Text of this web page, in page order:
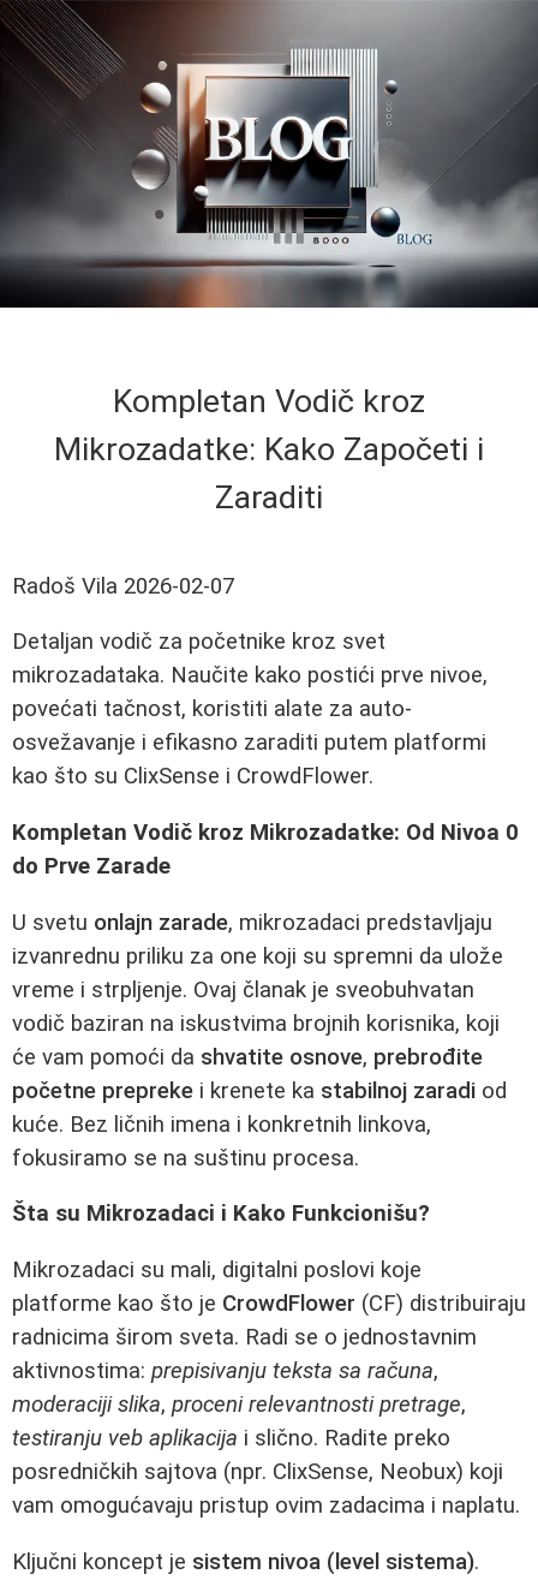
Kompletan Vodič kroz
Mikrozadatke: Kako Započeti i
Zaraditi
Radoš Vila 2026-02-07
Detaljan vodič za početnike kroz svet
mikrozadataka. Naučite kako postići prve nivoe,
povećati tačnost, koristiti alate za auto-
osvežavanje i efikasno zaraditi putem platformi
kao što su ClixSense i CrowdFlower.
Kompletan Vodič kroz Mikrozadatke: Od Nivoa 0
do Prve Zarade
U svetu onlajn zarade, mikrozadaci predstavljaju
izvanrednu priliku za one koji su spremni da ulože
vreme i strpljenje. Ovaj članak je sveobuhvatan
vodič baziran na iskustvima brojnih korisnika, koji
će vam pomoći da shvatite osnove, prebrođite
početne prepreke i krenete ka stabilnoj zaradi od
kuće. Bez ličnih imena i konkretnih linkova,
fokusiramo se na suštinu procesa.
Šta su Mikrozadaci i Kako Funkcionišu?
Mikrozadaci su mali, digitalni poslovi koje
platforme kao što je CrowdFlower (CF) distribuiraju
radnicima širom sveta. Radi se o jednostavnim
aktivnostima: prepisivanju teksta sa računa,
moderaciji slika, proceni relevantnosti pretrage,
testiranju veb aplikacija i slično. Radite preko
posredničkih sajtova (npr. ClixSense, Neobux) koji
vam omogućavaju pristup ovim zadacima i naplatu.
Ključni koncept je sistem nivoa (level sistema).